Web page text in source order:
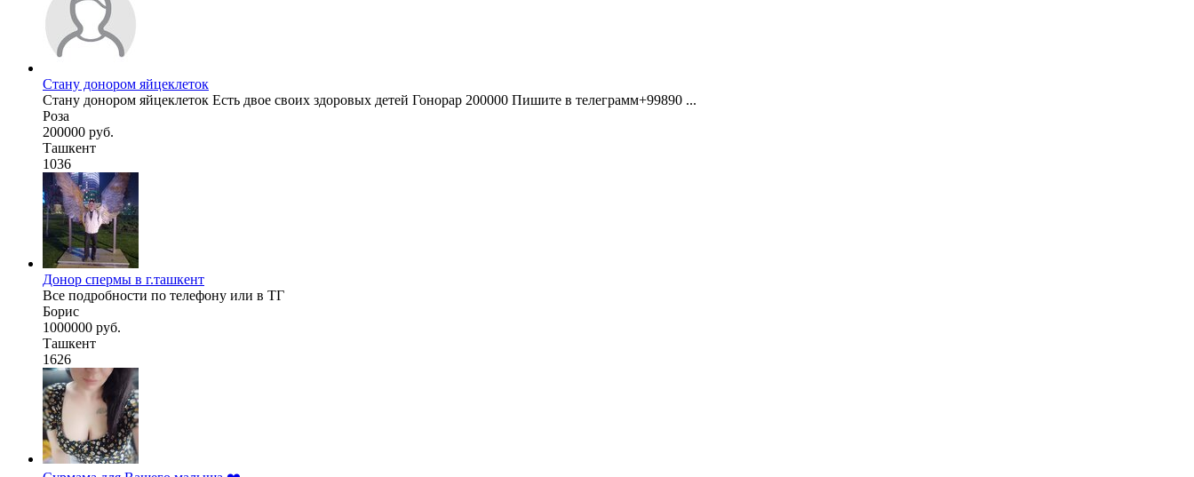
Стану донором яйцеклеток
Стану донором яйцеклеток Есть двое своих здоровых детей Гонорар 200000 Пишите в телеграмм+99890 ...
Роза
200000 руб.
Ташкент
1036
Донор спермы в г.ташкент
Все подробности по телефону или в ТГ
Борис
1000000 руб.
Ташкент
1626